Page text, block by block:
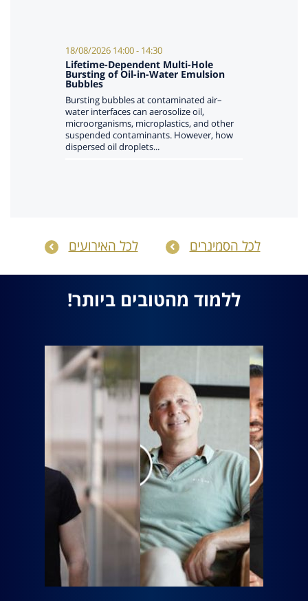
לכל הסמינרים לכל האירועים
ללמוד מהטובים ביותר!